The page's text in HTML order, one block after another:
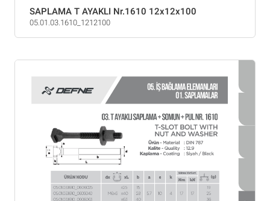
SAPLAMA T AYAKLI Nr.1610 12x12x100
05.01.03.1610_1212100